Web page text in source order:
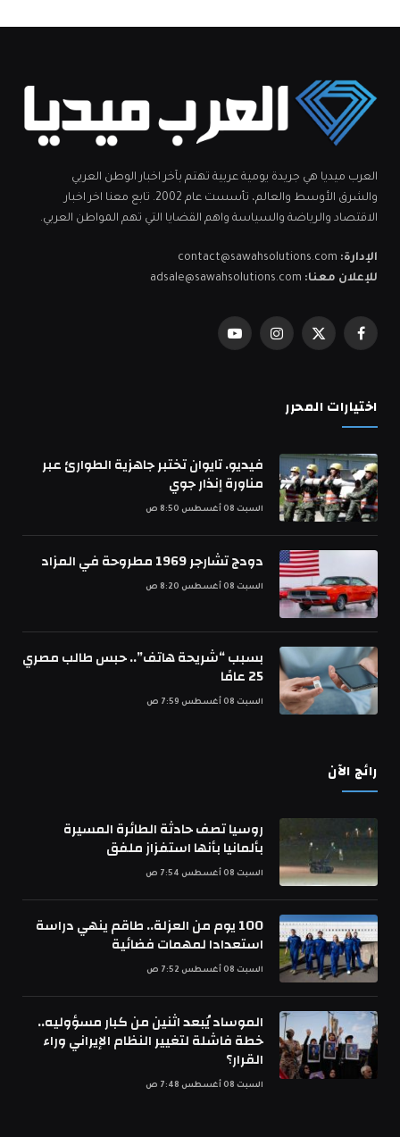
العرب ميديا هي جريدة يومية عربية تهتم بآخر اخبار الوطن العربي
والشرق الأوسط والعالم، تأسست عام 2002. تابع معنا اخر اخبار
الاقتصاد والرياضة والسياسة واهم القضايا التي تهم المواطن العربي.
الإدارة: contact@sawahsolutions.com
للإعلان معنا: adsale@sawahsolutions.com
فيسبوكX
الانستغراميوتيوب
اختيارات المحرر
فيديو. تايوان تختبر جاهزية الطوارئ عبر
مناورة إنذار جوي
السبت 08 أغسطس 8:50 ص
دودج تشارجر 1969 مطروحة في المزاد
السبت 08 أغسطس 8:20 ص
بسبب “شريحة هاتف”.. حبس طالب مصري
25 عامًا
السبت 08 أغسطس 7:59 ص
رائج الآن
روسيا تصف حادثة الطائرة المسيرة
بألمانيا بأنها استفزاز ملفق
السبت 08 أغسطس 7:54 ص
100 يوم من العزلة.. طاقم ينهي دراسة
استعدادا لمهمات فضائية
السبت 08 أغسطس 7:52 ص
الموساد يُبعد اثنين من كبار مسؤوليه..
خطة فاشلة لتغيير النظام الإيراني وراء
القرار؟
السبت 08 أغسطس 7:48 ص